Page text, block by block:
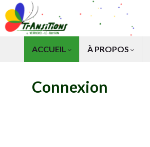
ACCUEIL À PROPOS
Connexion